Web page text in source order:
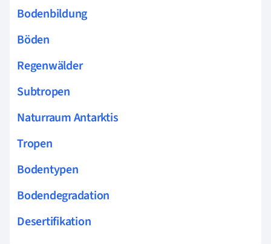
Bodenbildung
Böden
Regenwälder
Subtropen
Naturraum Antarktis
Tropen
Bodentypen
Bodendegradation
Desertifikation